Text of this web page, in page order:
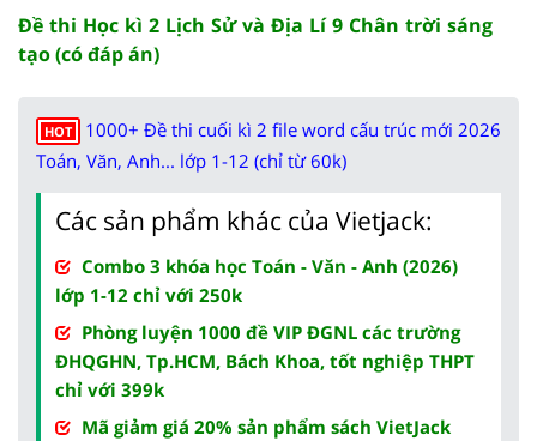
Đề thi Học kì 2 Lịch Sử và Địa Lí 9 Chân trời sáng
tạo (có đáp án)
HOT
1000+ Đề thi cuối kì 2 file word cấu trúc mới 2026
Toán, Văn, Anh... lớp 1-12 (chỉ từ 60k)
Các sản phẩm khác của Vietjack:
Combo 3 khóa học Toán - Văn - Anh (2026)
lớp 1-12 chỉ với 250k
Phòng luyện 1000 đề VIP ĐGNL các trường
ĐHQGHN, Tp.HCM, Bách Khoa, tốt nghiệp THPT
chỉ với 399k
Mã giảm giá 20% sản phẩm sách VietJack